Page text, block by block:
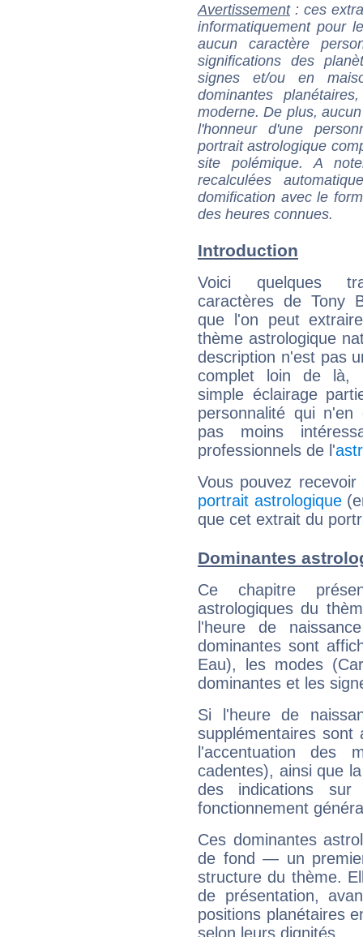
Avertissement: ces
informatiquement pour
aucun caractère
significations des
signes et/ou en
dominantes
moderne. De plus,
l'honneur d'une
portrait astrologique
site polémique. A
recalculées
domification avec le
des heures connues.
Introduction
Voici quelques
caractères de Tony
que l'on peut
thème astrologique
description n'est pas
complet loin de là,
simple éclairage
personnalité qui n'en
pas moins
professionnels de l'
Vous pouvez
portrait astrologique
que cet extrait du
Dominantes
Ce chapitre
astrologiques du
l'heure de
dominantes sont
Eau), les modes
dominantes et les
Si l'heure de
supplémentaires sont
l'accentuation des
cadentes), ainsi que
des indications sur
fonctionnement
Ces dominantes
de fond — un
structure du thème.
de présentation,
positions planétaires
selon leurs dignités.